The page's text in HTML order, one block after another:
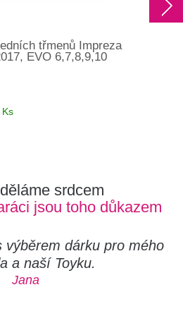
třmenů Impreza
EVO 6,7,8,9,10
srdcem
jsou toho důkazem
výběrem dárku pro mého
a naší Toyku.
Jana